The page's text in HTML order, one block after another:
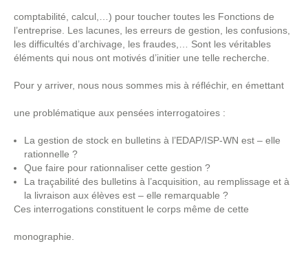
comptabilité, calcul,…) pour toucher toutes les Fonctions de
l’entreprise. Les lacunes, les erreurs de gestion, les confusions,
les difficultés d’archivage, les fraudes,… Sont les véritables
éléments qui nous ont motivés d’initier une telle recherche.
Pour y arriver, nous nous sommes mis à réfléchir, en émettant
une problématique aux pensées interrogatoires :
La gestion de stock en bulletins à l’EDAP/ISP-WN est – elle
rationnelle ?
Que faire pour rationnaliser cette gestion ?
La traçabilité des bulletins à l’acquisition, au remplissage et à
la livraison aux élèves est – elle remarquable ?
Ces interrogations constituent le corps même de cette
monographie.